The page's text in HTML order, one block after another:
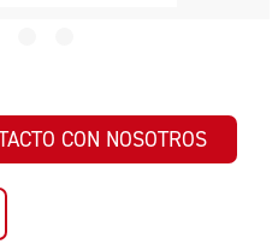
CON NOSOTROS